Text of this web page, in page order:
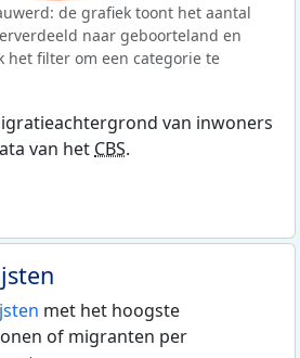
de grafiek toont het aantal
naar geboorteland en
het filter om een categorie te
van inwoners
van het CBS.
met het hoogste
of migranten per